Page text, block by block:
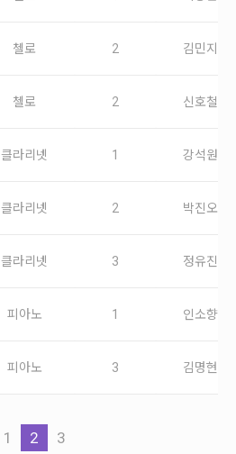
첼로 2 김민지
첼로 2 신호철
클라리넷 1 강석원
클라리넷 2 박진오
클라리넷 3 정유진
피아노 1 인소향
피아노 3 김명현
1 2 3